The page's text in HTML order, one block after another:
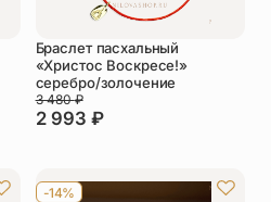
Браслет пасхальный
«Христос Воскресе!»
серебро/золочение
2 993 ₽
3 480₽
-14%